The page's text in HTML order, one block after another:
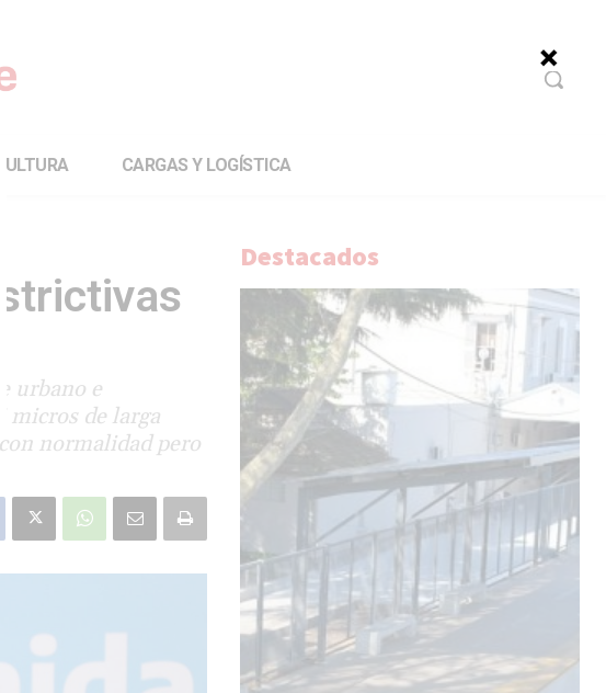
CULTURA CARGAS Y LOGÍSTICA
urbano e
micros de larga
normalidad pero
Destacados